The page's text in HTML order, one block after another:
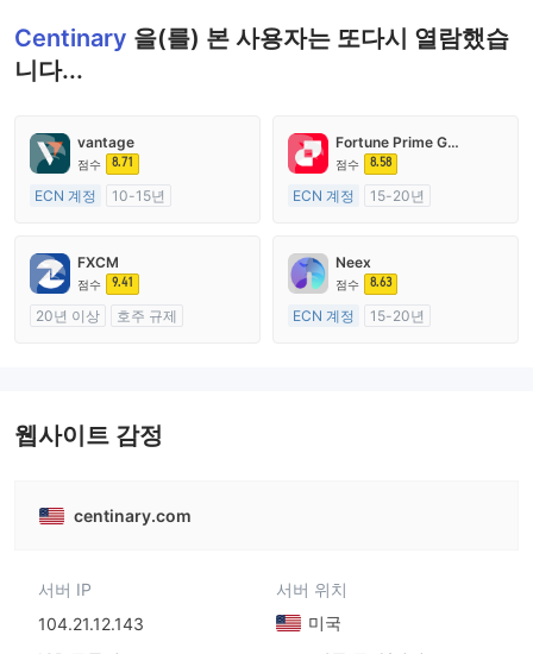
Centinary 을(를) 본 사용자는 또다시 열람했습
니다...
vantage
점수 8.71
ECN 계정
10-15년
외환 거래 라이선스 (MM)
마스터 레이블 MT4
Fortune Prime Global
점수 8.58
ECN 계정
15-20년
외환 거래 라이선스 (MM)
마스터 레이블 MT4
FXCM
점수 9.41
20년 이상
호주 규제
Neex
점수 8.63
ECN 계정
15-20년
웹사이트 감정
centinary.com
서버 IP
104.21.12.143
서버 위치
미국